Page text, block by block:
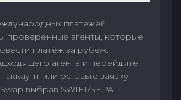
платежей
проверенные агенты, которые
платёж за рубеж.
агента и перейдите
аккаунт или оставьте заявку
выбрав SWIFT/SEPA